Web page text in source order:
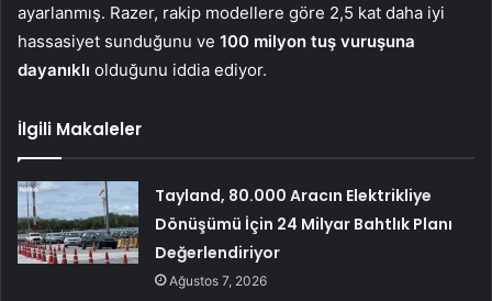
ayarlanmış. Razer, rakip modellere göre 2,5 kat daha iyi
hassasiyet sunduğunu ve 100 milyon tuş vuruşuna
dayanıklı olduğunu iddia ediyor.
İlgili Makaleler
Tayland, 80.000 Aracın Elektrikliye
Dönüşümü İçin 24 Milyar Bahtlık Planı
Değerlendiriyor
Ağustos 7, 2026